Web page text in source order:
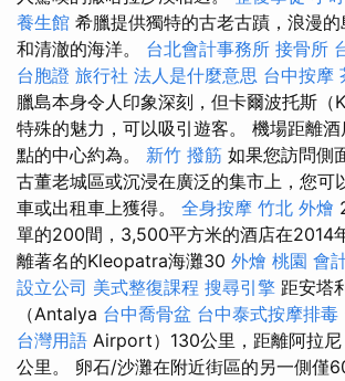
養生館 希臘提供獨特的古老古蹟，浪漫
和清澈的海洋。 台北會計事務所 接骨所
台胞證 旅行社 法人是什麼意思 台中按摩
臘島本身令人印象深刻，但卡爾波托斯
特殊的魅力，可以吸引遊客。 機場距離
點的中心約為。 新竹 撥筋 如果您訪問側
古董老城區或沉浸在廣泛的集市上，您可
車或出租車上獲得。 全身按摩 竹北 外燴
單的200間，3,500平方米的酒店在2014
離著名的Kleopatra海灘30 外燴 桃園 會
設立公司 美式整復課程 搜尋引擎 距安塔
（Antalya 台中喬骨盆 台中泰式按摩排毒
台灣用語 Airport）130公里，距離阿拉
公里。 卵石/沙灘在附近街區的另一側僅